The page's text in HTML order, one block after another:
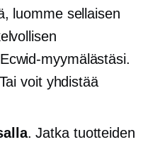
luomme sellaisen
myymälästäsi.
voit yhdistää
. Jatka tuotteiden